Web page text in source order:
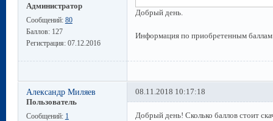
Администратор
Сообщений: 80
Баллов: 127
Регистрация: 07.12.2016
Добрый день.
Информация по приобретенным
Александр Миляев
Пользователь
Сообщений: 1
08.11.2018 10:17:18
Добрый день! Сколько баллов стоит